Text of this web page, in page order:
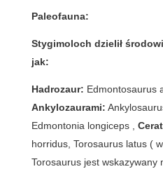
Paleofauna:
Stygimoloch dzielił
jak:
Hadrozaur: Edmontosaurus
Ankylozaurami:
Edmontonia longiceps ,
horridus, Torosaurus latus (
Torosaurus jest wskazywany